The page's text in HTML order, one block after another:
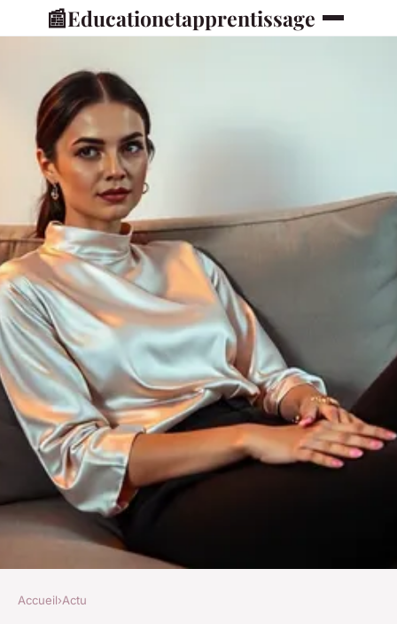
📰Educationetapprentissage
Accueil›Actu